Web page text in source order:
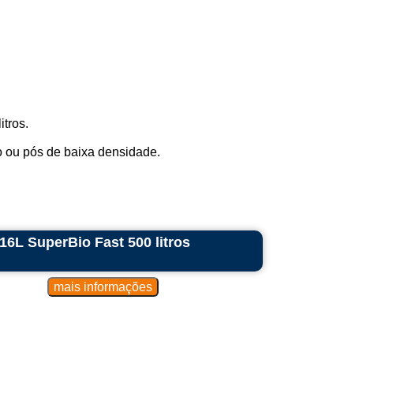
ou pós de baixa densidade.
SuperBio Fast 500 litros